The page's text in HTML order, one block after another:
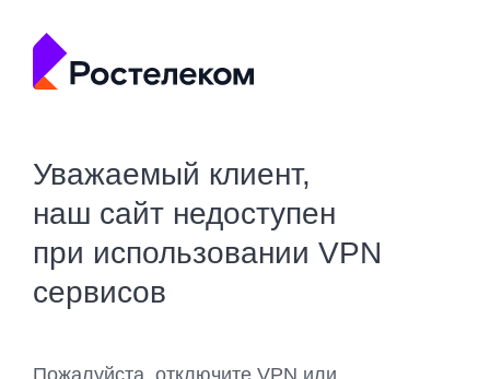
Уважаемый клиент,
наш сайт недоступен
при использовании VPN
сервисов